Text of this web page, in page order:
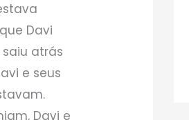
Davi
atrás
e seus
Davi e